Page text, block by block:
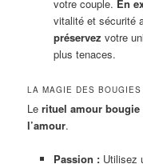
votre couple. En
vitalité et sécurité
préservez votre
plus tenaces.
LA MAGIE DES
Lerituel amour bougie
l’amour.
Passion :Utilisez